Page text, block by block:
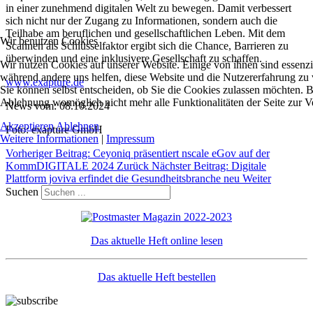
in einer zunehmend digitalen Welt zu bewegen. Damit verbessert
sich nicht nur der Zugang zu Informationen, sondern auch die
Teilhabe am beruflichen und gesellschaftlichen Leben. Mit dem
Scannen als Schlüsselfaktor ergibt sich die Chance, Barrieren zu
überwinden und eine inklusivere Gesellschaft zu schaffen.
www.exapture.de
News vom: 08.10.2024
Foto: exapture GmbH
Vorheriger Beitrag: Ceyoniq präsentiert nscale eGov auf der
KommDIGITALE 2024 Zurück Nächster Beitrag: Digitale
Plattform joviva erfindet die Gesundheitsbranche neu Weiter
Suchen
Das aktuelle Heft online lesen
Das aktuelle Heft bestellen
Wir benutzen Cookies
Wir nutzen Cookies auf unserer Website. Einige von ihnen sind
während andere uns helfen, diese Website und die Nutzererfahrung
Sie können selbst entscheiden, ob Sie die Cookies zulassen möchten.
Ablehnung womöglich nicht mehr alle Funktionalitäten der Seite zur
AkzeptierenAblehnen
Weitere Informationen | Impressum